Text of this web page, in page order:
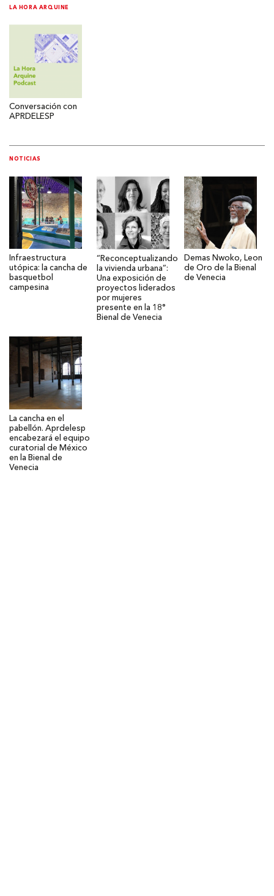
LA HORA ARQUINE
Conversación con
APRDELESP
NOTICIAS
Infraestructura
utópica: la cancha de
basquetbol
campesina
“Reconceptualizando
la vivienda urbana”:
Una exposición de
proyectos liderados
por mujeres
presente en la 18°
Bienal de Venecia
Demas Nwoko, Leon
de Oro de la Bienal
de Venecia
La cancha en el
pabellón. Aprdelesp
encabezará el equipo
curatorial de México
en la Bienal de
Venecia